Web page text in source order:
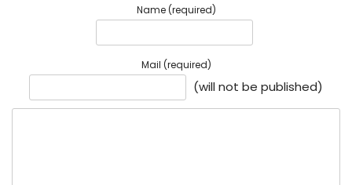
Name (required)
Mail (required)
(will not be published)